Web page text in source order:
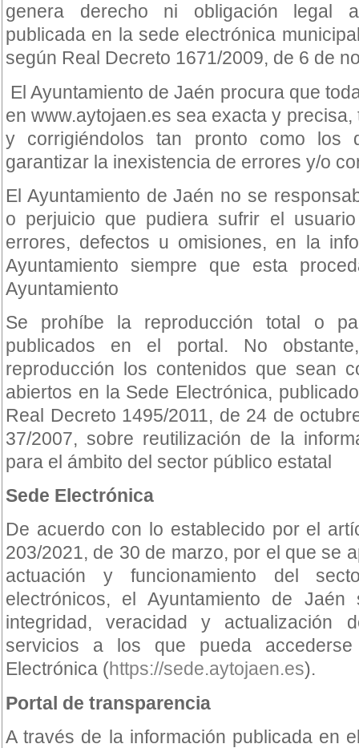
genera derecho ni obligación legal
publicada en la sede electrónica
según Real Decreto 1671/2009, de 6 de
El Ayuntamiento de Jaén procura que
en www.aytojaen.es sea exacta y
y corrigiéndolos tan pronto como los
garantizar la inexistencia de errores y/o
El Ayuntamiento de Jaén no se
o perjuicio que pudiera sufrir el
errores, defectos u omisiones, en la
Ayuntamiento siempre que esta
Ayuntamiento
Se prohíbe la reproducción total o
publicados en el portal. No
reproducción los contenidos que sean
abiertos en la Sede Electrónica,
Real Decreto 1495/2011, de 24 de
37/2007, sobre reutilización de la
para el ámbito del sector público estatal
Sede Electrónica
De acuerdo con lo establecido por el
203/2021, de 30 de marzo, por el que se
actuación y funcionamiento del
electrónicos, el Ayuntamiento de
integridad, veracidad y actualización
servicios a los que pueda
Electrónica (https://sede.aytojaen.es).
Portal de transparencia
A través de la información publicada en